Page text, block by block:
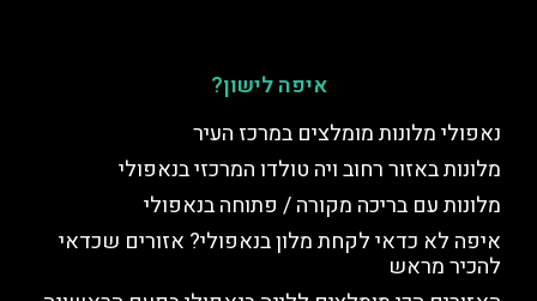
איפה לישון?
נאפולי מלונות מומלצים במרכז העיר
מלונות באזור רחוב ויה טולדו המרכזי בנאפולי
מלונות עם בריכה מקורה / פתוחה בנאפולי
איפה לא כדאי לקחת מלון בנאפולי? אזורים שכדאי
להכיר מראש